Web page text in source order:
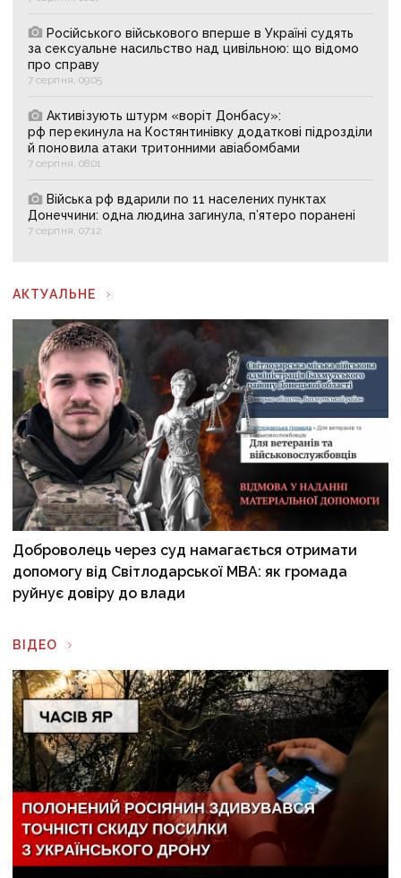
Російського військового вперше в Україні судять
за сексуальне насильство над цивільною: що відомо
про справу
7 серпня, 09:05
Активізують штурм «воріт Донбасу»:
рф перекинула на Костянтинівку додаткові підрозділи
й поновила атаки тритонними авіабомбами
7 серпня, 08:01
Війська рф вдарили по 11 населених пунктах
Донеччини: одна людина загинула, п’ятеро поранені
7 серпня, 07:12
АКТУАЛЬНЕ
Доброволець через суд намагається отримати
допомогу від Світлодарської МВА: як громада
руйнує довіру до влади
ВІДЕО